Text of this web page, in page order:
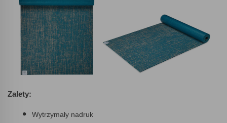
Zalety:
Wytrzymały nadruk